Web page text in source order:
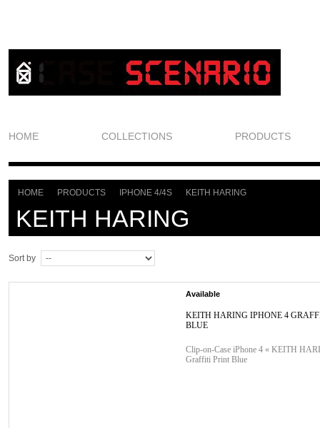
HOME COLLECTIONS PRODUCTS
HOME PRODUCTS IPHONE 4/4S KEITH HARING
KEITH HARING
Sort by
Available
KEITH HARING IPHONE 4
BLUE
Clip-on-Case iPhone 4 « KEITH
Graffiti Print Blue